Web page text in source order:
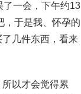
了一会，下午约13
，于是我、怀孕的
几件东西，看来
以才会觉得累